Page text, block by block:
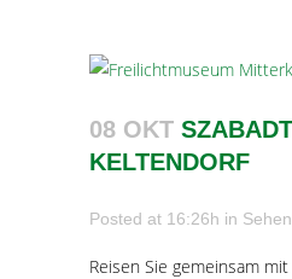
08 OKT
KELTENDORF
Posted at 16:26h in
Reisen Sie gemeinsam